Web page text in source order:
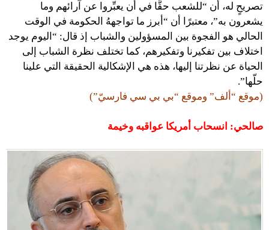
تصريحٍ له، أن “للشعب حقًّا في أن يعبِّروا عن آرائهم وما
يشعرون به”، معتبرًا أن “أبرز ما تواجههُ الحكومة في الوقت
الحالي هو الفجوة بين المسؤولين والشباب إذ قال: “اليوم يوجد
اختلاف بين تفكيرنا وتفكيرهم، كما تختلف نظرة الشباب إلى
الحياة عن نظرتنا إليها، هذه هي الإشكالية الحقيقة التي علينا
حلّها”.
(موقع “ألف” وموقع “بي بي سي فارسيّ”)
صالحي: انسحاب أمريكا عواقبه وخيمة